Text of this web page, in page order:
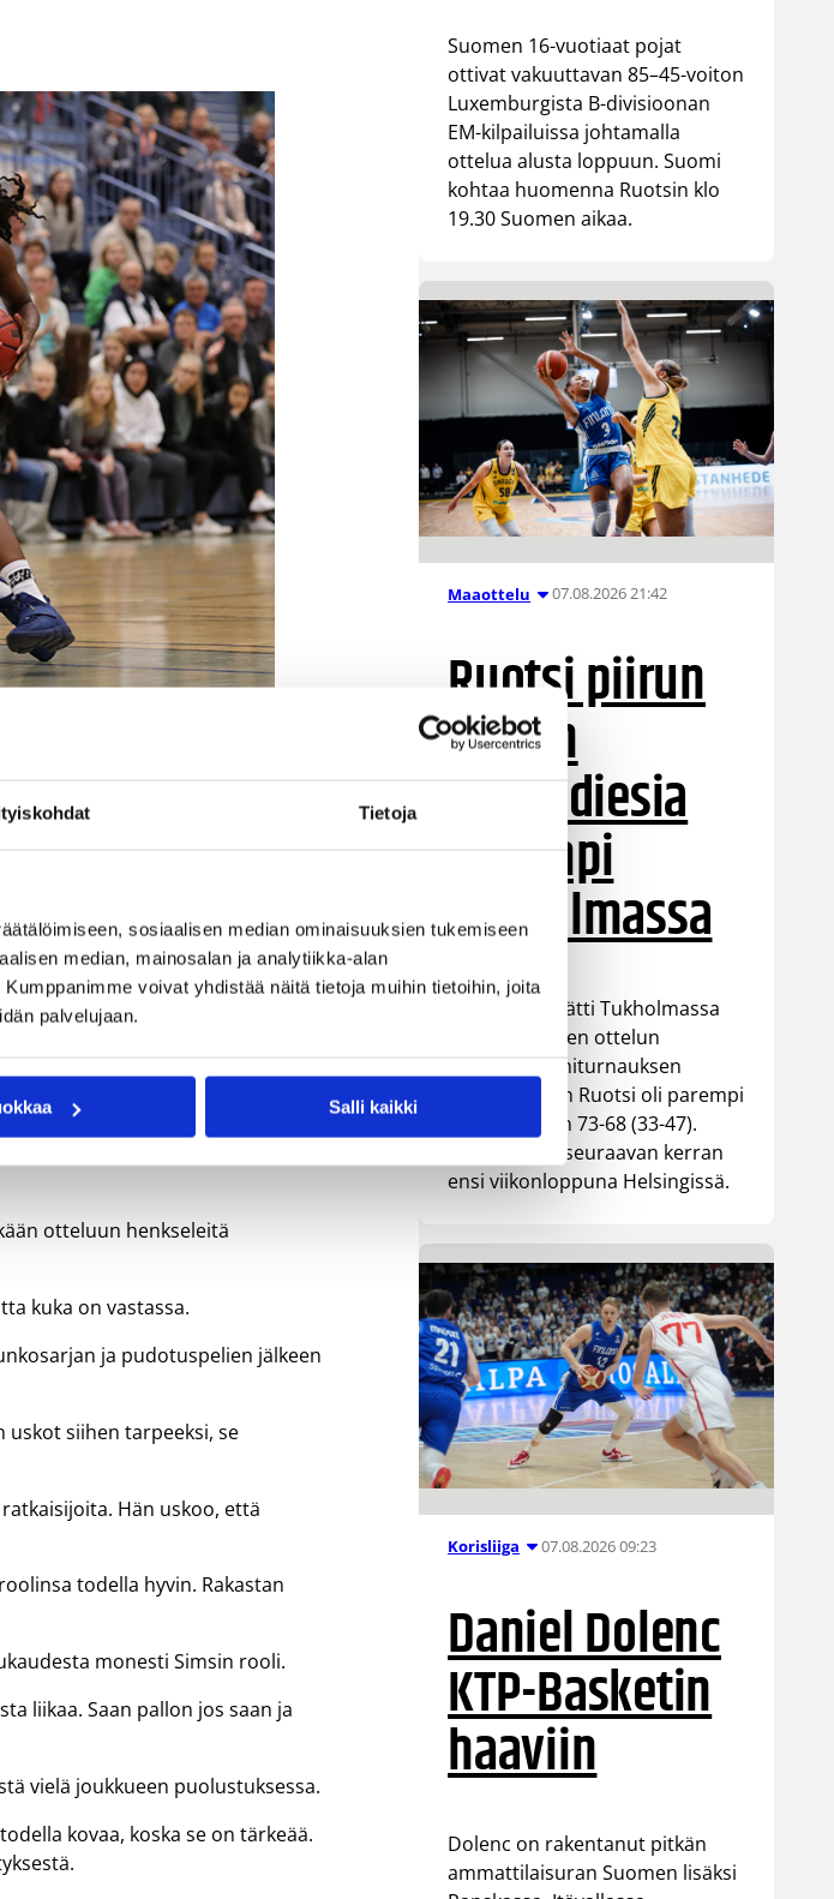
Tietoja
sosiaalisen median ominaisuuksien tukemiseen
median, mainosalan ja analytiikka-alan
voivat yhdistää näitä tietoja muihin tietoihin, joita
palvelujaan.
Salli kaikki
vastaan. Kuvat: Ville Vuorinen
Akilah Sims (178/23) on
pelannut laituri palasi naisten
Pontevaa vastaan
Forssan Alkua vastaan
syntyi Peli-Karhujen kaatuessa
pystyn, Sims kertoo nöyränä.
urakoi ottelussa 24 pistettä.
alkukaudesta.
joukkueet ja Catzilla on yksi
mikä tekee joukkueista
otteluun henkseleitä
kuka on vastassa.
ja pudotuspelien jälkeen
uskot siihen tarpeeksi, se
Hän uskoo, että
todella hyvin. Rakastan
monesti Simsin rooli.
liikaa. Saan pallon jos saan ja
vielä joukkueen puolustuksessa.
kovaa, koska se on tärkeää.
Suomen 16-vuotiaat pojat
ottivat vakuuttavan 85–45-voiton
Luxemburgista B-divisioonan
EM-kilpailuissa johtamalla
ottelua alusta loppuun. Suomi
kohtaa huomenna Ruotsin klo
19.30 Suomen aikaa.
Maaottelu 07.08.2026 21:42
Ruotsi piirun
verran
Susiladiesia
parempi
Tukholmassa
Susiladies päätti Tukholmassa
pelatun kahden ottelun
mittaisen miniturnauksen
tappioon, kun Ruotsi oli parempi
loppulukemin 73-68 (33-47).
Suomi pelaa seuraavan kerran
ensi viikonloppuna Helsingissä.
Korisliiga 07.08.2026 09:23
Daniel Dolenc
KTP-Basketin
haaviin
Dolenc on rakentanut pitkän
ammattilaisuran Suomen lisäksi